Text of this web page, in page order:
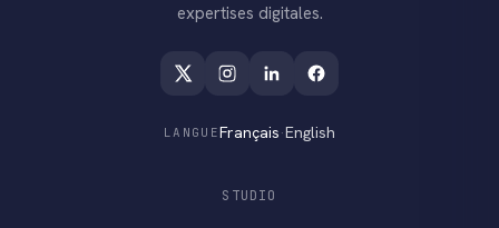
expertises digitales.
LANGUEFrançais·English
STUDIO